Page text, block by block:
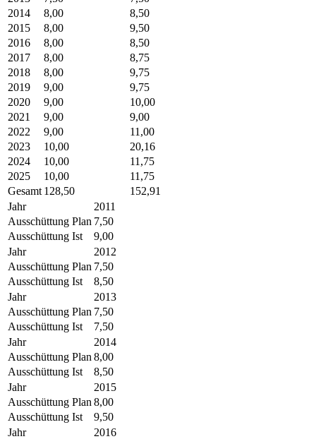
2014
8,00
8,50
2015
8,00
9,50
2016
8,00
8,50
2017
8,00
8,75
2018
8,00
9,75
2019
9,00
9,75
2020
9,00
10,00
2021
9,00
9,00
2022
9,00
11,00
2023
10,00
20,16
2024
10,00
11,75
2025
10,00
11,75
Gesamt 128,50
152,91
Jahr
2011
Ausschüttung Plan 7,50
Ausschüttung Ist
9,00
Jahr
2012
Ausschüttung Plan 7,50
Ausschüttung Ist
8,50
Jahr
2013
Ausschüttung Plan 7,50
Ausschüttung Ist
7,50
Jahr
2014
Ausschüttung Plan 8,00
Ausschüttung Ist
8,50
Jahr
2015
Ausschüttung Plan 8,00
Ausschüttung Ist
9,50
Jahr
2016